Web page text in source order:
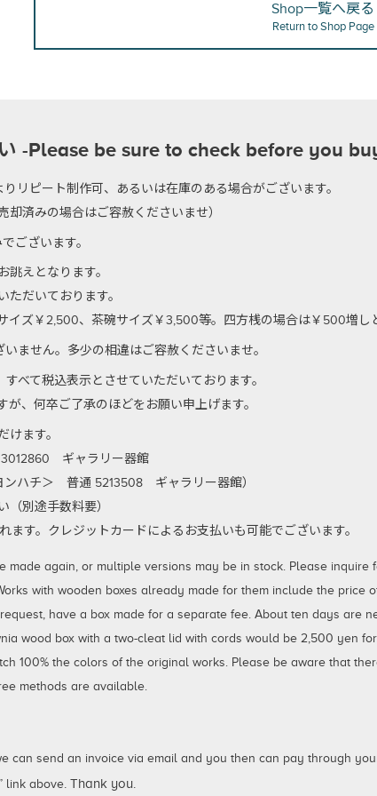
Shop一覧へ戻る
Return to Shop Page
-Please be sure to check before you
リピート制作可、あるいは在庫のある場合がございます。
却済みの場合はご容赦くださいませ）
ございます。
誂えとなります。
ただいております。
イズ￥2,500、茶碗サイズ￥3,500等。四方桟の場合は￥500増し
ません。多少の相違はご容赦くださいませ。
べて税込表示とさせていただいております。
、何卒ご了承のほどをお願い申上げます。
けます。
ギャラリー器館
ハチ＞ 普通 5213508 ギャラリー器館）
別途手数料要）
ます。クレジットカードによるお支払いも可能でございます。
made again, or multiple versions may be in stock. Please
with wooden boxes already made for them include the price
have a box made for a separate fee. About ten days are
wood box with a two-cleat lid with cords would be 2,500 yen
100% the colors of the original works. Please be aware that
methods are available.
can send an invoice via email and you then can pay through
link above. Thank you.